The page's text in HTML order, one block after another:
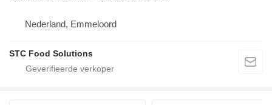
Nederland, Emmeloord
STC Food Solutions